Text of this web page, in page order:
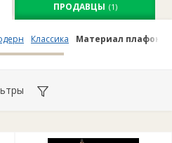
ПРОДАВЦЫ (1)
Классика Материал